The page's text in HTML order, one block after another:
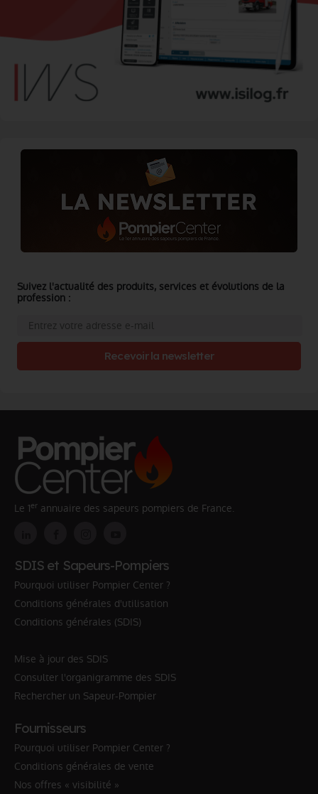
Suivez l'actualité des produits, services et évolutions de la
profession :
Recevoir la newsletter
Le 1er annuaire des sapeurs pompiers de France.
SDIS et Sapeurs-Pompiers
Pourquoi utiliser Pompier Center ?
Conditions générales d'utilisation
Conditions générales (SDIS)
Mise à jour des SDIS
Consulter l'organigramme des SDIS
Rechercher un Sapeur-Pompier
Fournisseurs
Pourquoi utiliser Pompier Center ?
Conditions générales de vente
Nos offres « visibilité »